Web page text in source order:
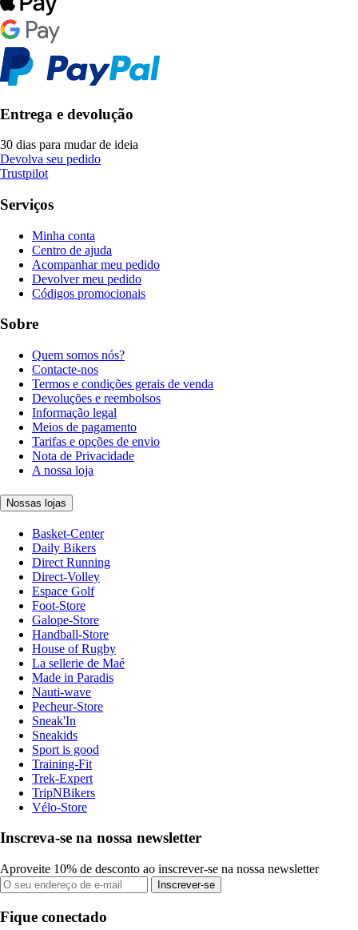
Entrega e devolução
30 dias para mudar de ideia
Devolva seu pedido
Trustpilot
Serviços
Minha conta
Centro de ajuda
Acompanhar meu pedido
Devolver meu pedido
Códigos promocionais
Sobre
Quem somos nós?
Contacte-nos
Termos e condições gerais de venda
Devoluções e reembolsos
Informação legal
Meios de pagamento
Tarifas e opções de envio
Nota de Privacidade
A nossa loja
Nossas lojas
Basket-Center
Daily Bikers
Direct Running
Direct-Volley
Espace Golf
Foot-Store
Galope-Store
Handball-Store
House of Rugby
La sellerie de Maé
Made in Paradis
Nauti-wave
Pecheur-Store
Sneak'In
Sneakids
Sport is good
Training-Fit
Trek-Expert
TripNBikers
Vélo-Store
Inscreva-se na nossa newsletter
Aproveite 10% de desconto ao inscrever-se na nossa newsletter
Inscrever-se
Fique conectado